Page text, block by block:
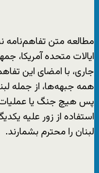
مطالعه متن
ایالات متحده آمریکا،
جاری، با امضای این
همه جبهه‌ها، از جمله
پس هیچ جنگ یا عملیات
استفاده از زور علیه
لبنان را محترم بشمارند.